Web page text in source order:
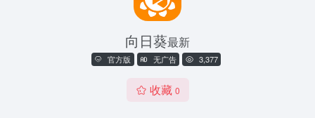
向日葵最新
官方版 无广告 3,377
收藏 0